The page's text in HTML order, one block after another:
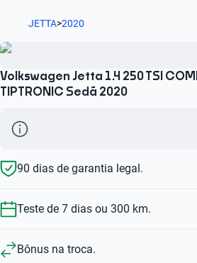
JETTA>2020
Volkswagen Jetta 1.4 250 TSI
TIPTRONIC Sedã 2020
90 dias de garantia legal.
Teste de 7 dias ou 300 km.
Bônus na troca.